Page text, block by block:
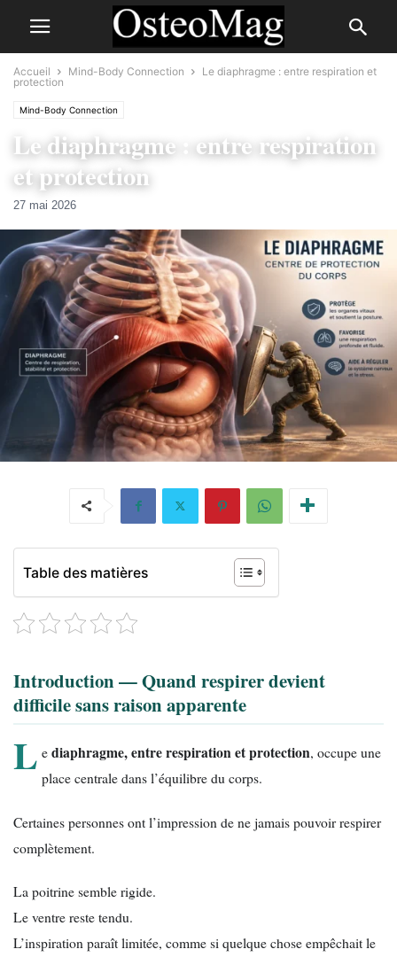
Accueil Mind-Body Connection
Le diaphragme : entre respiration et
protection
Mind-Body Connection
Le diaphragme : entre respiration
et protection
27 mai 2026
Table des matières
Introduction — Quand respirer devient
difficile sans raison apparente
L ediaphragme, entre respiration et protection, occupe une
place centrale dans l’équilibre du corps.
Certaines personnes ont l’impression de ne jamais pouvoir respirer
complètement.
La poitrine semble rigide.
Le ventre reste tendu.
L’inspiration paraît limitée, comme si quelque chose empêchait le